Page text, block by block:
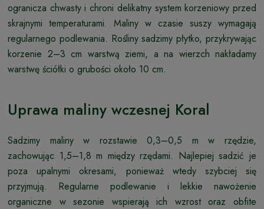
ogranicza chwasty i chroni delikatny system korzeniowy przed
skrajnymi temperaturami. Maliny w czasie suszy wymagają
regularnego podlewania. Rośliny sadzimy płytko, przykrywając
korzenie 2–3 cm warstwą ziemi, a na wierzch nakładamy
warstwę ściółki o grubości około 10 cm.
Uprawa maliny wczesnej Koral
Sadzimy maliny w rozstawie 0,3–0,5 m w rzędzie,
zachowując 1,5–1,8 m między rzędami. Najlepiej sadzić je
poza upalnymi okresami, ponieważ wtedy szybciej się
przyjmują. Regularne podlewanie i lekkie nawożenie
organiczne w sezonie wspierają ich wzrost oraz obfite